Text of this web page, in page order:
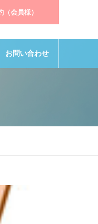
（会員様）
お問い合わせ